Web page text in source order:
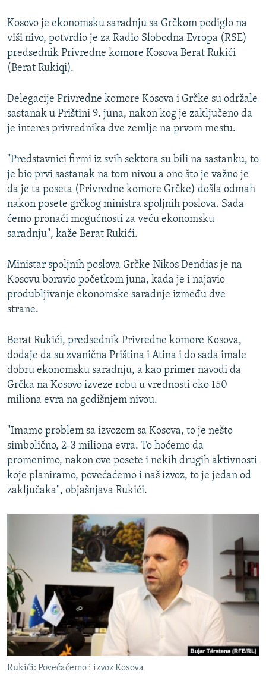
POST SCRIPTUM
MOJA EVROPA
TRI DECENIJE OD RATA U BIH
NASTANAK I RASPAD JUGOSLAVIJE
Kosovo je ekonomsku saradnju sa Grčkom podiglo na
viši nivo, potvrdio je za Radio Slobodna Evropa (RSE)
predsednik Privredne komore Kosova Berat Rukići
(Berat Rukiqi).
Delegacije Privredne komore Kosova i Grčke su održale
sastanak u Prištini 9. juna, nakon kog je zaključeno da
je interes privrednika dve zemlje na prvom mestu.
"Predstavnici firmi iz svih sektora su bili na sastanku, to
je bio prvi sastanak na tom nivou a ono što je važno je
da je ta poseta (Privredne komore Grčke) došla odmah
nakon posete grčkog ministra spoljnih poslova. Sada
ćemo pronaći mogućnosti za veću ekonomsku
saradnju", kaže Berat Rukići.
Ministar spoljnih poslova Grčke Nikos Dendias je na
Kosovu boravio početkom juna, kada je i najavio
produbljivanje ekonomske saradnje između dve
strane.
Berat Rukići, predsednik Privredne komore Kosova,
dodaje da su zvanična Priština i Atina i do sada imale
dobru ekonomsku saradnju, a kao primer navodi da
Grčka na Kosovo izveze robu u vrednosti oko 150
miliona evra na godišnjem nivou.
"Imamo problem sa izvozom sa Kosova, to je nešto
simbolično, 2-3 miliona evra. To hoćemo da
promenimo, nakon ove posete i nekih drugih aktivnosti
koje planiramo, povećaćemo i naš izvoz, to je jedan od
zaključaka", objašnjava Rukići.
Rukići: Povećaćemo i izvoz Kosova